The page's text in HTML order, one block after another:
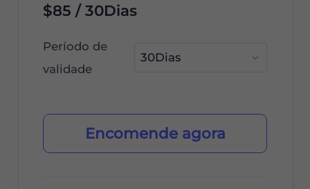
$85 / 30Dias
Período de
validade
Encomende agora